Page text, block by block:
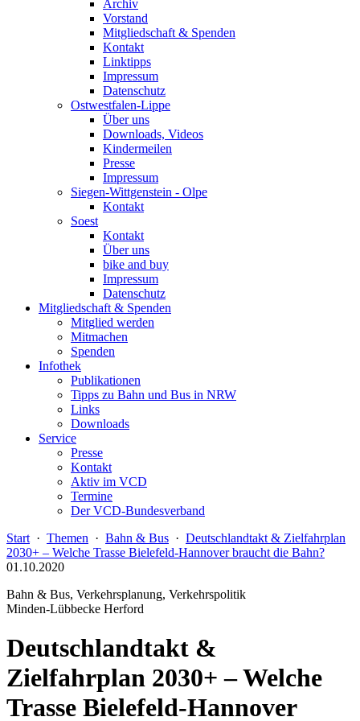
Archiv
Vorstand
Mitgliedschaft & Spenden
Kontakt
Linktipps
Impressum
Datenschutz
Ostwestfalen-Lippe
Über uns
Downloads, Videos
Kindermeilen
Presse
Impressum
Siegen-Wittgenstein - Olpe
Kontakt
Soest
Kontakt
Über uns
bike and buy
Impressum
Datenschutz
Mitgliedschaft & Spenden
Mitglied werden
Mitmachen
Spenden
Infothek
Publikationen
Tipps zu Bahn und Bus in NRW
Links
Downloads
Service
Presse
Kontakt
Aktiv im VCD
Termine
Der VCD-Bundesverband
Start · Themen · Bahn & Bus · Deutschlandtakt & Zielfahrplan
2030+ – Welche Trasse Bielefeld-Hannover braucht die Bahn?
01.10.2020
Bahn & Bus, Verkehrsplanung, Verkehrspolitik
Minden-Lübbecke Herford
Deutschlandtakt &
Zielfahrplan 2030+ – Welche
Trasse Bielefeld-Hannover